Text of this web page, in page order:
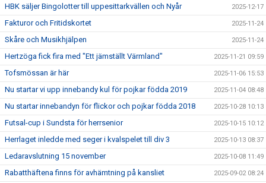
HBK säljer Bingolotter till uppesittarkvällen och Nyår 2025-12-17
Fakturor och Fritidskortet 2025-11-24
Skåre och Musikhjälpen 2025-11-24
Hertzöga fick fira med "Ett jämställt Värmland" 2025-11-21 09:59
Tofsmössan är här 2025-11-06 15:53
Nu startar vi upp innebandy kul för pojkar födda 2019 2025-11-04 08:48
Nu startar innebandyn för flickor och pojkar födda 2018 2025-10-28 10:13
Futsal-cup i Sundsta för herrsenior 2025-10-15 10:12
Herrlaget inledde med seger i kvalspelet till div 3 2025-10-13 08:37
Ledaravslutning 15 november 2025-10-08 11:49
Rabatthäftena finns för avhämtning på kansliet 2025-09-02 08:24